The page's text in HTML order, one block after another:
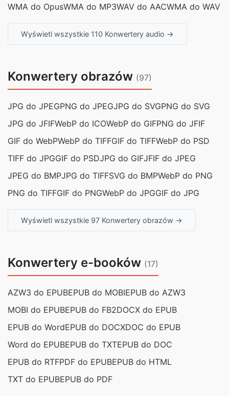
WMA do OpusWMA do MP3WAV do AACWMA do WAV
Wyświetl wszystkie 110 Konwertery audio →
Konwertery obrazów (97)
JPG do JPEGPNG do JPEGJPG do SVGPNG do SVG
JPG do JFIFWebP do ICOWebP do GIFPNG do JFIF
GIF do WebPWebP do TIFFGIF do TIFFWebP do PSD
TIFF do JPGGIF do PSDJPG do GIFJFIF do JPEG
JPEG do BMPJPG do TIFFSVG do BMPWebP do PNG
PNG do TIFFGIF do PNGWebP do JPGGIF do JPG
Wyświetl wszystkie 97 Konwertery obrazów →
Konwertery e-booków (17)
AZW3 do EPUBEPUB do MOBIEPUB do AZW3
MOBI do EPUBEPUB do FB2DOCX do EPUB
EPUB do WordEPUB do DOCXDOC do EPUB
Word do EPUBEPUB do TXTEPUB do DOC
EPUB do RTFPDF do EPUBEPUB do HTML
TXT do EPUBEPUB do PDF